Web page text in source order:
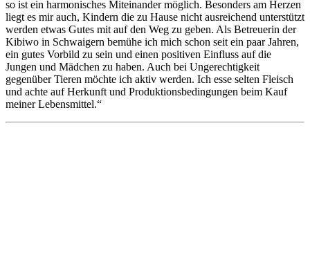
so ist ein harmonisches Miteinander möglich. Besonders am Herzen
liegt es mir auch, Kindern die zu Hause nicht ausreichend unterstützt
werden etwas Gutes mit auf den Weg zu geben. Als Betreuerin der
Kibiwo in Schwaigern bemühe ich mich schon seit ein paar Jahren,
ein gutes Vorbild zu sein und einen positiven Einfluss auf die
Jungen und Mädchen zu haben. Auch bei Ungerechtigkeit
gegenüber Tieren möchte ich aktiv werden. Ich esse selten Fleisch
und achte auf Herkunft und Produktionsbedingungen beim Kauf
meiner Lebensmittel.“